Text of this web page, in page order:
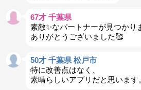
67才 千葉県
素敵✨️なパートナーが見つかり
ありがとうございました🥰
50才 千葉県 松戸市
特に改善点はなく、
素晴らしいアプリだと思います